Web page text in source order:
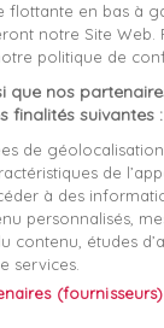
du produit
Skinner
17
flottante en bas à
notre Site Web.
politique de
que nos
finalités suivantes :
de
de
à des
personnalisés,
contenu, études
services.
(fournisseurs)